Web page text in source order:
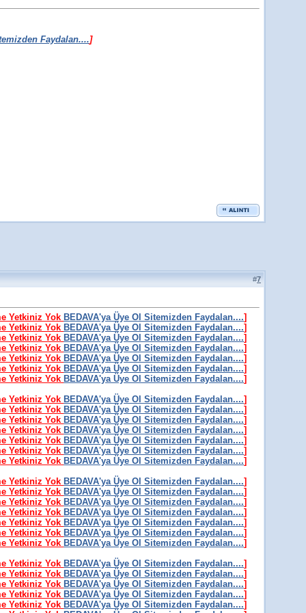
Faydalan....]
#7
Yetkiniz Yok BEDAVA'ya Üye Ol Sitemizden Faydalan....]
Yetkiniz Yok BEDAVA'ya Üye Ol Sitemizden Faydalan....]
Yetkiniz Yok BEDAVA'ya Üye Ol Sitemizden Faydalan....]
Yetkiniz Yok BEDAVA'ya Üye Ol Sitemizden Faydalan....]
Yetkiniz Yok BEDAVA'ya Üye Ol Sitemizden Faydalan....]
Yetkiniz Yok BEDAVA'ya Üye Ol Sitemizden Faydalan....]
Yetkiniz Yok BEDAVA'ya Üye Ol Sitemizden Faydalan....]
Yetkiniz Yok BEDAVA'ya Üye Ol Sitemizden Faydalan....]
Yetkiniz Yok BEDAVA'ya Üye Ol Sitemizden Faydalan....]
Yetkiniz Yok BEDAVA'ya Üye Ol Sitemizden Faydalan....]
Yetkiniz Yok BEDAVA'ya Üye Ol Sitemizden Faydalan....]
Yetkiniz Yok BEDAVA'ya Üye Ol Sitemizden Faydalan....]
Yetkiniz Yok BEDAVA'ya Üye Ol Sitemizden Faydalan....]
Yetkiniz Yok BEDAVA'ya Üye Ol Sitemizden Faydalan....]
Yetkiniz Yok BEDAVA'ya Üye Ol Sitemizden Faydalan....]
Yetkiniz Yok BEDAVA'ya Üye Ol Sitemizden Faydalan....]
Yetkiniz Yok BEDAVA'ya Üye Ol Sitemizden Faydalan....]
Yetkiniz Yok BEDAVA'ya Üye Ol Sitemizden Faydalan....]
Yetkiniz Yok BEDAVA'ya Üye Ol Sitemizden Faydalan....]
Yetkiniz Yok BEDAVA'ya Üye Ol Sitemizden Faydalan....]
Yetkiniz Yok BEDAVA'ya Üye Ol Sitemizden Faydalan....]
Yetkiniz Yok BEDAVA'ya Üye Ol Sitemizden Faydalan....]
Yetkiniz Yok BEDAVA'ya Üye Ol Sitemizden Faydalan....]
Yetkiniz Yok BEDAVA'ya Üye Ol Sitemizden Faydalan....]
Yetkiniz Yok BEDAVA'ya Üye Ol Sitemizden Faydalan....]
Yetkiniz Yok BEDAVA'ya Üye Ol Sitemizden Faydalan....]